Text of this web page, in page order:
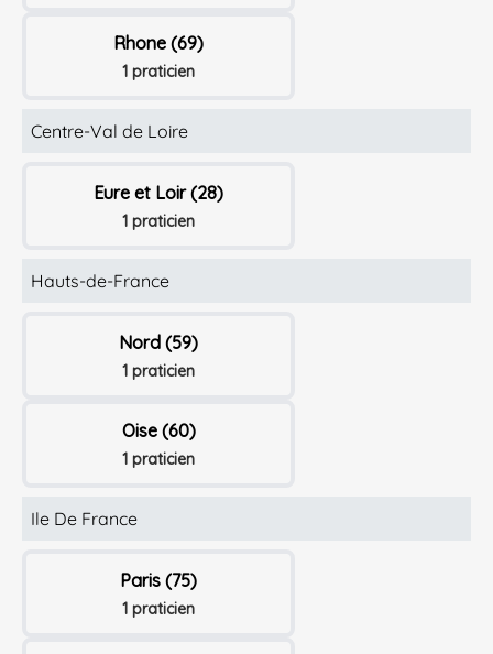
Rhone (69)
1 praticien
Centre-Val de Loire
Eure et Loir (28)
1 praticien
Hauts-de-France
Nord (59)
1 praticien
Oise (60)
1 praticien
Ile De France
Paris (75)
1 praticien